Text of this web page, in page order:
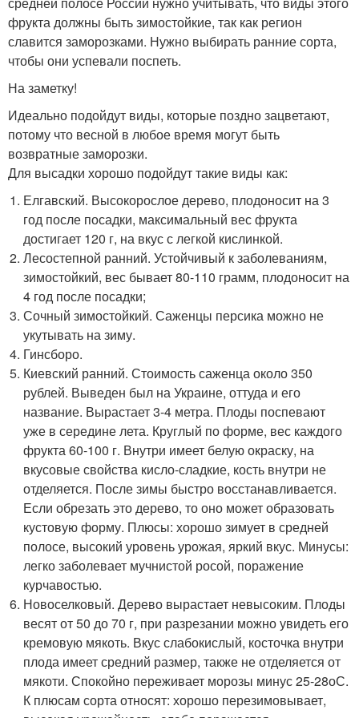
фрукта должны быть зимостойкие, так как регион
славится заморозками. Нужно выбирать ранние сорта,
чтобы они успевали поспеть.
На заметку!
Идеально подойдут виды, которые поздно зацветают,
потому что весной в любое время могут быть
возвратные заморозки.
Для высадки хорошо подойдут такие виды как:
Елгавский. Высокорослое дерево, плодоносит на 3
год после посадки, максимальный вес фрукта
достигает 120 г, на вкус с легкой кислинкой.
Лесостепной ранний. Устойчивый к заболеваниям,
зимостойкий, вес бывает 80-110 грамм, плодоносит на
4 год после посадки;
Сочный зимостойкий. Саженцы персика можно не
укутывать на зиму.
Гинсборо.
Киевский ранний. Стоимость саженца около 350
рублей. Выведен был на Украине, оттуда и его
название. Вырастает 3-4 метра. Плоды поспевают
уже в середине лета. Круглый по форме, вес каждого
фрукта 60-100 г. Внутри имеет белую окраску, на
вкусовые свойства кисло-сладкие, кость внутри не
отделяется. После зимы быстро восстанавливается.
Если обрезать это дерево, то оно может образовать
кустовую форму. Плюсы: хорошо зимует в средней
полосе, высокий уровень урожая, яркий вкус. Минусы:
легко заболевает мучнистой росой, поражение
курчавостью.
Новоселковый. Дерево вырастает невысоким. Плоды
весят от 50 до 70 г, при разрезании можно увидеть его
кремовую мякоть. Вкус слабокислый, косточка внутри
плода имеет средний размер, также не отделяется от
мякоти. Спокойно переживает морозы минус 25-28оС.
К плюсам сорта относят: хорошо перезимовывает,